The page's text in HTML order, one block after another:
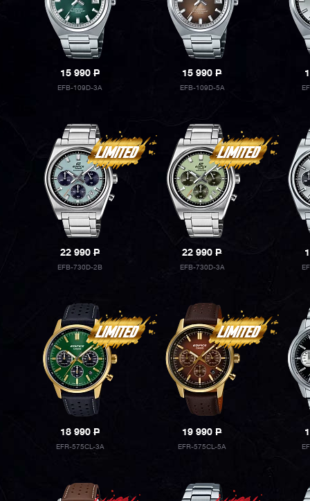
15 990P
EFB-109D-3A
15 990P
EFB-109D-5A
22 990P
EFB-730D-2B
22 990P
EFB-730D-3A
18 990P
EFR-575CL-3A
19 990P
EFR-575CL-5A